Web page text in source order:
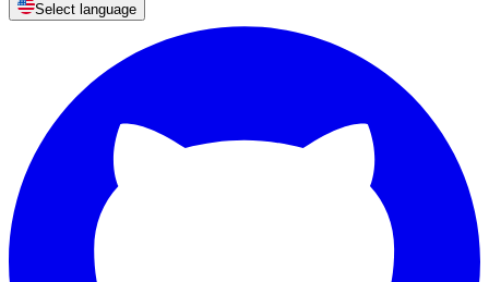
Select language